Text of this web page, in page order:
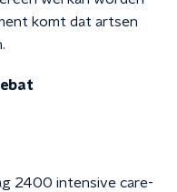
komt dat artsen
2400 intensive care-